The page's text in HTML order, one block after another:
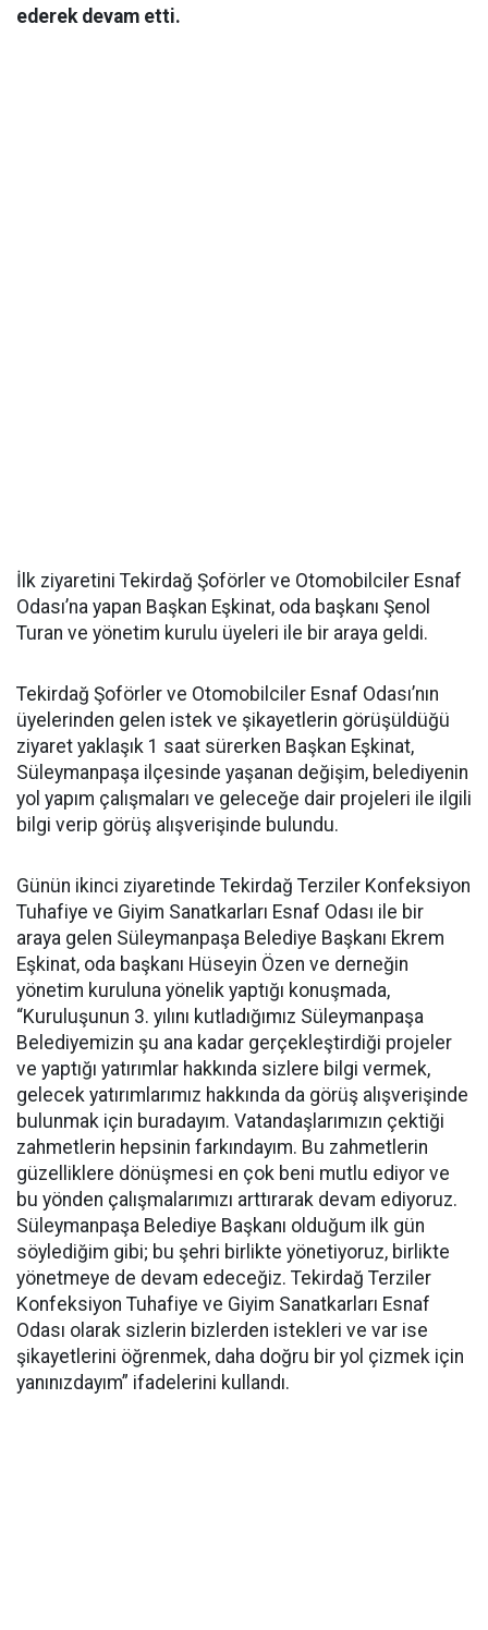
ederek devam etti.
İlk ziyaretini Tekirdağ Şoförler ve Otomobilciler Esnaf
Odası’na yapan Başkan Eşkinat, oda başkanı Şenol
Turan ve yönetim kurulu üyeleri ile bir araya geldi.
Tekirdağ Şoförler ve Otomobilciler Esnaf Odası’nın
üyelerinden gelen istek ve şikayetlerin görüşüldüğü
ziyaret yaklaşık 1 saat sürerken Başkan Eşkinat,
Süleymanpaşa ilçesinde yaşanan değişim, belediyenin
yol yapım çalışmaları ve geleceğe dair projeleri ile ilgili
bilgi verip görüş alışverişinde bulundu.
Günün ikinci ziyaretinde Tekirdağ Terziler Konfeksiyon
Tuhafiye ve Giyim Sanatkarları Esnaf Odası ile bir
araya gelen Süleymanpaşa Belediye Başkanı Ekrem
Eşkinat, oda başkanı Hüseyin Özen ve derneğin
yönetim kuruluna yönelik yaptığı konuşmada,
“Kuruluşunun 3. yılını kutladığımız Süleymanpaşa
Belediyemizin şu ana kadar gerçekleştirdiği projeler
ve yaptığı yatırımlar hakkında sizlere bilgi vermek,
gelecek yatırımlarımız hakkında da görüş alışverişinde
bulunmak için buradayım. Vatandaşlarımızın çektiği
zahmetlerin hepsinin farkındayım. Bu zahmetlerin
güzelliklere dönüşmesi en çok beni mutlu ediyor ve
bu yönden çalışmalarımızı arttırarak devam ediyoruz.
Süleymanpaşa Belediye Başkanı olduğum ilk gün
söylediğim gibi; bu şehri birlikte yönetiyoruz, birlikte
yönetmeye de devam edeceğiz. Tekirdağ Terziler
Konfeksiyon Tuhafiye ve Giyim Sanatkarları Esnaf
Odası olarak sizlerin bizlerden istekleri ve var ise
şikayetlerini öğrenmek, daha doğru bir yol çizmek için
yanınızdayım” ifadelerini kullandı.